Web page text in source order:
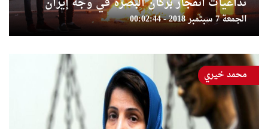
الجمعة 7 سبتمبر 2018 - 00:02:44
محمد خيري